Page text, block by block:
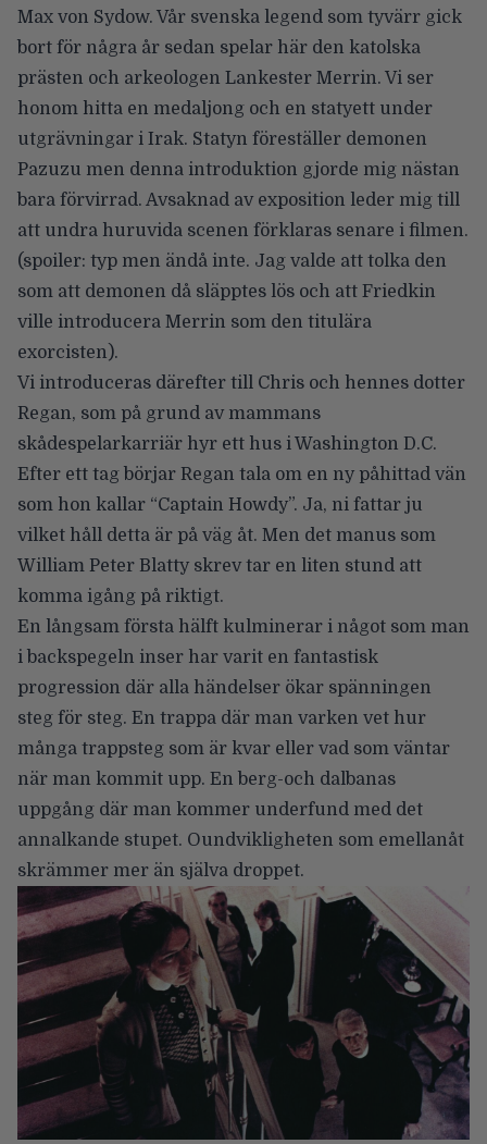
Max von Sydow. Vår svenska legend som tyvärr gick
bort för några år sedan spelar här den katolska
prästen och arkeologen Lankester Merrin. Vi ser
honom hitta en medaljong och en statyett under
utgrävningar i Irak. Statyn föreställer demonen
Pazuzu men denna introduktion gjorde mig nästan
bara förvirrad. Avsaknad av exposition leder mig till
att undra huruvida scenen förklaras senare i filmen.
(spoiler: typ men ändå inte. Jag valde att tolka den
som att demonen då släpptes lös och att Friedkin
ville introducera Merrin som den titulära
exorcisten).
Vi introduceras därefter till Chris och hennes dotter
Regan, som på grund av mammans
skådespelarkarriär hyr ett hus i Washington D.C.
Efter ett tag börjar Regan tala om en ny påhittad vän
som hon kallar “Captain Howdy”. Ja, ni fattar ju
vilket håll detta är på väg åt. Men det manus som
William Peter Blatty skrev tar en liten stund att
komma igång på riktigt.
En långsam första hälft kulminerar i något som man
i backspegeln inser har varit en fantastisk
progression där alla händelser ökar spänningen
steg för steg. En trappa där man varken vet hur
många trappsteg som är kvar eller vad som väntar
när man kommit upp. En berg-och dalbanas
uppgång där man kommer underfund med det
annalkande stupet. Oundvikligheten som emellanåt
skrämmer mer än själva droppet.